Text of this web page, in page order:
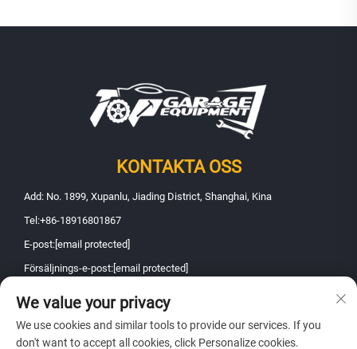
KONTAKTA OSS
Add: No. 1899, Xupanlu, Jiading District, Shanghai, Kina
Tel:+86-18916801867
E-post: [email protected]
Försäljnings-e-post: [email protected]
Copyright © 2026 Shanghai Fanbao Automobile Maintenance Equipment
Co., Ltd.. Alla rättigheter förbehållna - Integritetspolicy
We value your privacy
We use cookies and similar tools to provide our services. If you
don't want to accept all cookies, click Personalize cookies.